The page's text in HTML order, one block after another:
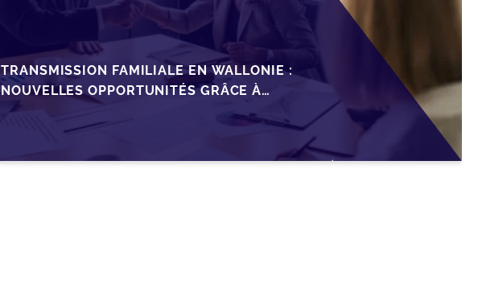
TRANSMISSION FAMILIALE EN WALLONIE :
NOUVELLES OPPORTUNITÉS GRÂCE À
L’AJUSTEMENT FISCAL